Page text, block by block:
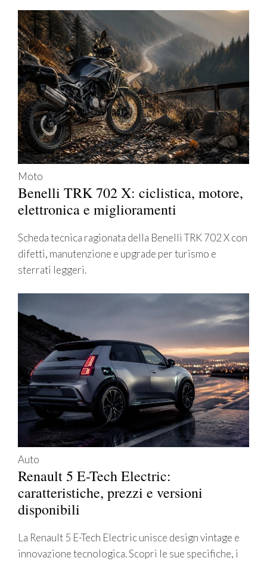
Moto
Benelli TRK 702 X: ciclistica, motore,
elettronica e miglioramenti
Scheda tecnica ragionata della Benelli TRK 702 X con
difetti, manutenzione e upgrade per turismo e
sterrati leggeri.
Auto
Renault 5 E-Tech Electric:
caratteristiche, prezzi e versioni
disponibili
La Renault 5 E-Tech Electric unisce design vintage e
innovazione tecnologica. Scopri le sue specifiche, i